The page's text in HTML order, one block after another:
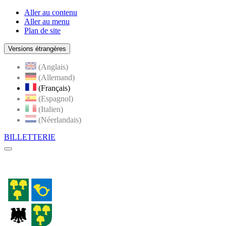
Aller au contenu
Aller au menu
Plan de site
Versions étrangères
(Anglais)
(Allemand)
(Français)
(Espagnol)
(Italien)
(Néerlandais)
BILLETTERIE
Menu